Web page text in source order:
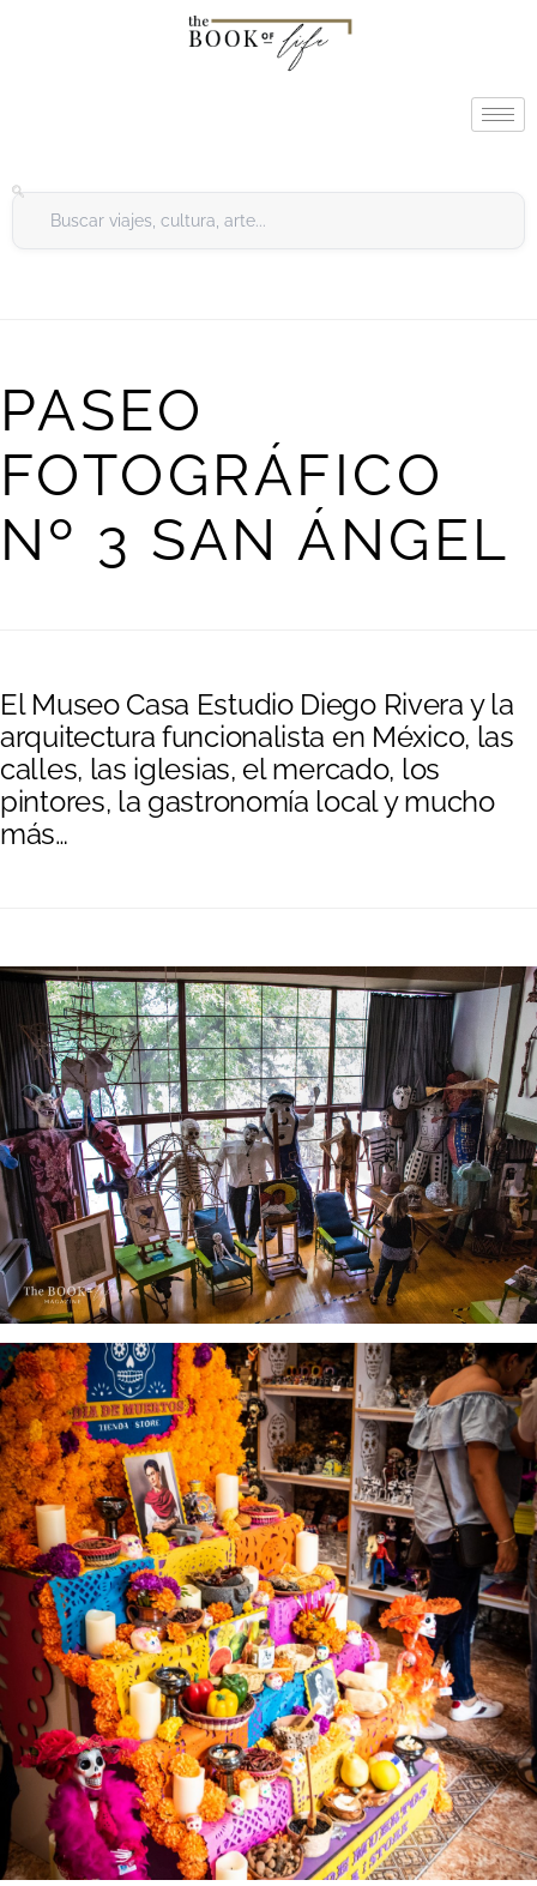
PASEO
FOTOGRÁFICO
Nº 3 SAN ÁNGEL
El Museo Casa Estudio Diego Rivera y la
arquitectura funcionalista en México, las
calles, las iglesias, el mercado, los
pintores, la gastronomía local y mucho
más…